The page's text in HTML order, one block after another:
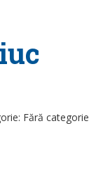
Fără categorie